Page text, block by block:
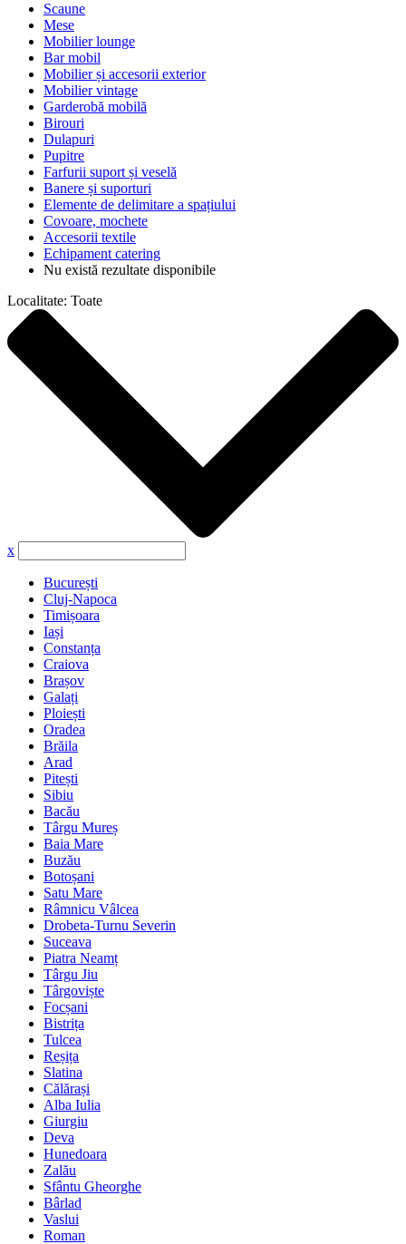
Scaune
Mese
Mobilier lounge
Bar mobil
Mobilier și accesorii exterior
Mobilier vintage
Garderobă mobilă
Birouri
Dulapuri
Pupitre
Farfurii suport și veselă
Banere și suporturi
Elemente de delimitare a spațiului
Covoare, mochete
Accesorii textile
Echipament catering
Nu există rezultate disponibile
Localitate: Toate
x
București
Cluj-Napoca
Timișoara
Iași
Constanța
Craiova
Brașov
Galați
Ploiești
Oradea
Brăila
Arad
Pitești
Sibiu
Bacău
Târgu Mureș
Baia Mare
Buzău
Botoșani
Satu Mare
Râmnicu Vâlcea
Drobeta-Turnu Severin
Suceava
Piatra Neamț
Târgu Jiu
Târgoviște
Focșani
Bistrița
Tulcea
Reșița
Slatina
Călărași
Alba Iulia
Giurgiu
Deva
Hunedoara
Zalău
Sfântu Gheorghe
Bârlad
Vaslui
Roman